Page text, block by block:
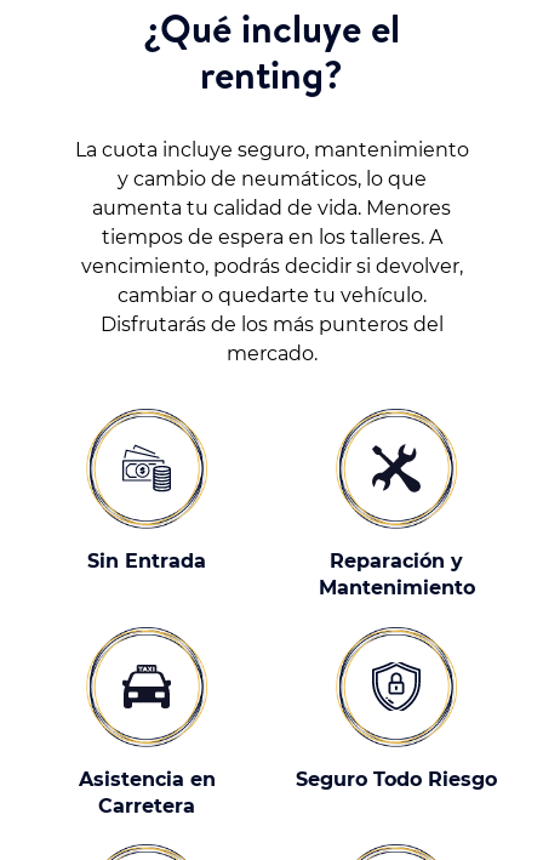
¿Qué incluye el
renting?
La cuota incluye seguro, mantenimiento
y cambio de neumáticos, lo que
aumenta tu calidad de vida. Menores
tiempos de espera en los talleres. A
vencimiento, podrás decidir si devolver,
cambiar o quedarte tu vehículo.
Disfrutarás de los más punteros del
mercado.
Sin Entrada
Reparación y
Mantenimiento
Asistencia en
Carretera
Seguro Todo Riesgo